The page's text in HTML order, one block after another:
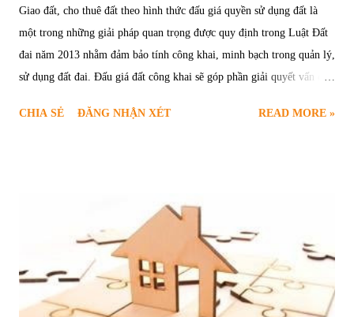
Giao đất, cho thuê đất theo hình thức đấu giá quyền sử dụng đất là
một trong những giải pháp quan trọng được quy định trong Luật Đất
đai năm 2013 nhằm đảm bảo tính công khai, minh bạch trong quản lý,
sử dụng đất đai. Đấu giá đất công khai sẽ góp phần giải quyết vấn đề
dụng đất sẽ tạo ra mặt bằng giá thị trường công khai, minh bạch. 1.
tại Điều 117 Luật Đất đai 2013 thì hoạt động đấu giá quyền sử dụng
đất phải đảm bảo được 2 nguyên tắc sau: Một là, đấu giá quyền sử
dụng đất được thực hiện công khai, liên tục, khách quan, trung thực,
bình đẳng, bảo vệ quyền và lợi ích hợp pháp của các bên tham gia.
Hai là, việc đấu giá quyền sử dụng đất phải đúng trình tự, thủ tục theo
CHIA SẺ ĐĂNG NHẬN XÉT READ MORE »